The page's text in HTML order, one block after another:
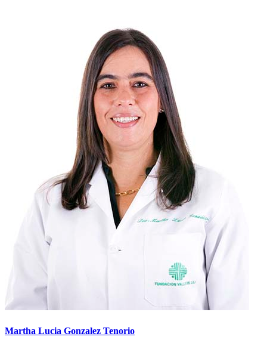
Martha Lucia Gonzalez Tenorio